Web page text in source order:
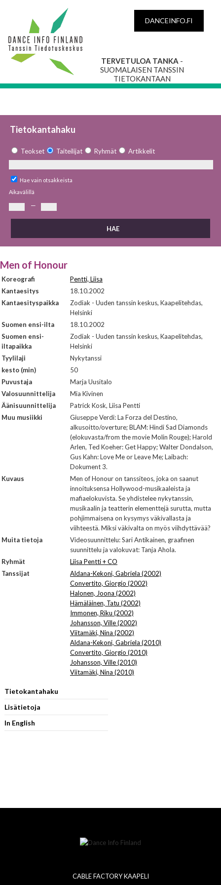
DANCEINFO.FI
TERVETULOA TANKA -
SUOMALAISEN TANSSIN
TIETOKANTAAN
Tietokantahaku
Teokset Taiteilijat Ryhmät Artikkelit
Hae vain otsakkeista
Aikavälillä
—
Men of Honour
Koreografi
Pentti, Liisa
Kantaesitys
18.10.2002
Kantaesityspaikka
Zodiak - Uuden tanssin keskus, Kaapelitehdas,
Helsinki
Suomen ensi-ilta
18.10.2002
Suomen ensi-
iltapaikka
Zodiak - Uuden tanssin keskus, Kaapelitehdas,
Helsinki
Tyylilaji
Nykytanssi
kesto (min)
50
Puvustaja
Marja Uusitalo
Valosuunnittelija
Mia Kivinen
Äänisuunnittelija
Patrick Kosk, Liisa Pentti
Muu musiikki
Giuseppe Verdi: La Forza del Destino,
alkusoitto/overture; BLAM: Hindi Sad Diamonds
(elokuvasta/from the movie Molin Rouge); Harold
Arlen, Ted Koeher: Get Happy; Walter Dondalson,
Gus Kahn: Love Me or Leave Me; Laibach:
Dokument 3.
Kuvaus
Men of Honour on tanssiteos, joka on saanut
innoituksensa Hollywood-musikaaleista ja
mafiaelokuvista. Se yhdistelee nykytanssin,
musikaalin ja teatterin elementtejä surutta, mutta
pohjimmaisena on kysymys väkivallasta ja
viihteestä. Miksi väkivalta on myös viihdyttävää?
Muita tietoja
Videosuunnittelu: Sari Antikainen, graafinen
suunnittelu ja valokuvat: Tanja Ahola.
Ryhmät
Liisa Pentti + CO
Tanssijat
Aldana-Kekoni, Gabriela (2002)
Convertito, Giorgio (2002)
Halonen, Joona (2002)
Hämäläinen, Tatu (2002)
Immonen, Riku (2002)
Johansson, Ville (2002)
Viitamäki, Nina (2002)
Aldana-Kekoni, Gabriela (2010)
Convertito, Giorgio (2010)
Johansson, Ville (2010)
Viitamäki, Nina (2010)
Tietokantahaku
Lisätietoja
In English
CABLE FACTORY KAAPELI